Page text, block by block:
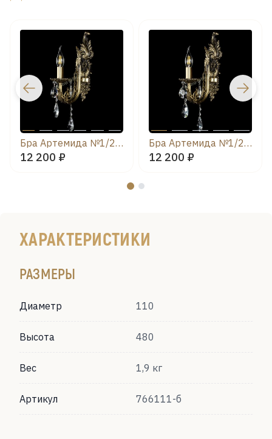
Бра Артемида №1/2 журавлик
12 200 ₽
Бра Артемида №1/2 звездочка
12 200 ₽
ХАРАКТЕРИСТИКИ
РАЗМЕРЫ
Диаметр 110
Высота 480
Вес 1,9 кг
Артикул 766111-б